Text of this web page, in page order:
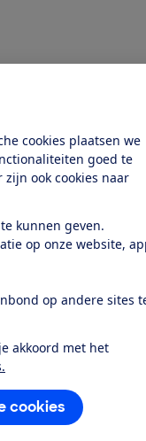
cookies plaatsen we
goed te
ook cookies naar
kunnen geven.
op onze website,
op andere sites
akkoord met het
cookies